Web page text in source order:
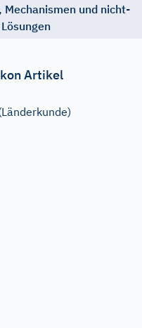
Mechanismen und nicht-
Artikel